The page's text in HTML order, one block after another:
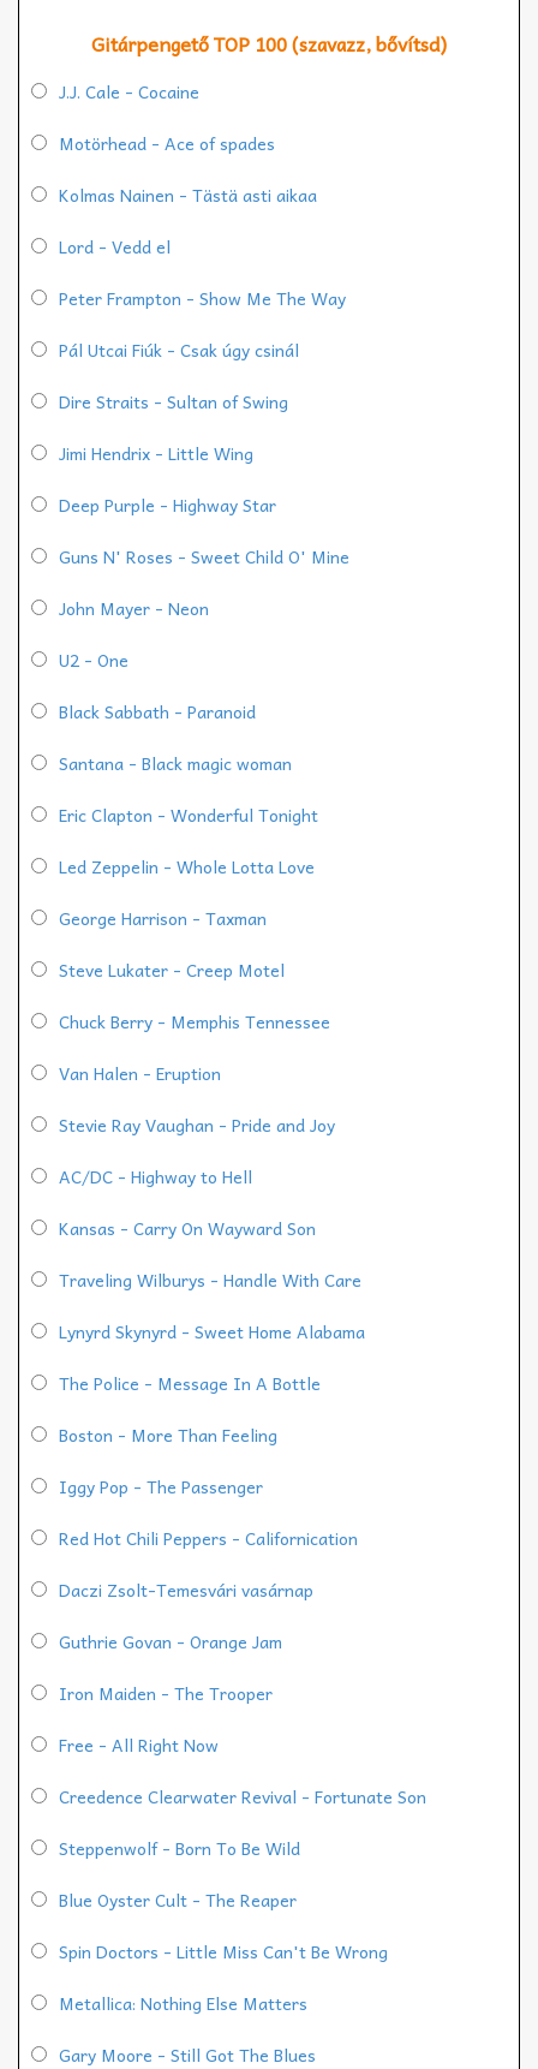
Gitárpengető TOP 100 (szavazz, bővítsd)
J.J. Cale - Cocaine
Motörhead - Ace of spades
Kolmas Nainen - Tästä asti aikaa
Lord - Vedd el
Peter Frampton - Show Me The Way
Pál Utcai Fiúk - Csak úgy csinál
Dire Straits - Sultan of Swing
Jimi Hendrix - Little Wing
Deep Purple - Highway Star
Guns N' Roses - Sweet Child O' Mine
John Mayer - Neon
U2 - One
Black Sabbath - Paranoid
Santana - Black magic woman
Eric Clapton - Wonderful Tonight
Led Zeppelin - Whole Lotta Love
George Harrison - Taxman
Steve Lukater - Creep Motel
Chuck Berry - Memphis Tennessee
Van Halen - Eruption
Stevie Ray Vaughan - Pride and Joy
AC/DC - Highway to Hell
Kansas - Carry On Wayward Son
Traveling Wilburys - Handle With Care
Lynyrd Skynyrd - Sweet Home Alabama
The Police - Message In A Bottle
Boston - More Than Feeling
Iggy Pop - The Passenger
Red Hot Chili Peppers - Californication
Daczi Zsolt-Temesvári vasárnap
Guthrie Govan - Orange Jam
Iron Maiden - The Trooper
Free - All Right Now
Creedence Clearwater Revival - Fortunate Son
Steppenwolf - Born To Be Wild
Blue Oyster Cult - The Reaper
Spin Doctors - Little Miss Can't Be Wrong
Metallica: Nothing Else Matters
Gary Moore - Still Got The Blues